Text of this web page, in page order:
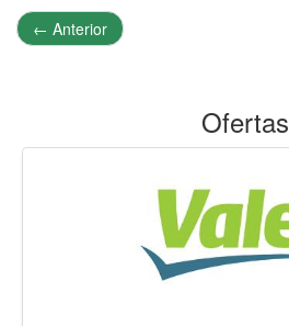
← Anterior
Ofertas